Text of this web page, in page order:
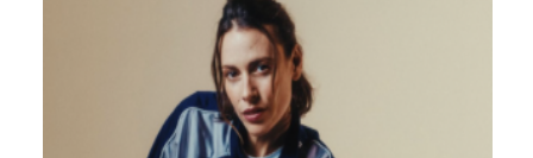
MARINA TRENCH